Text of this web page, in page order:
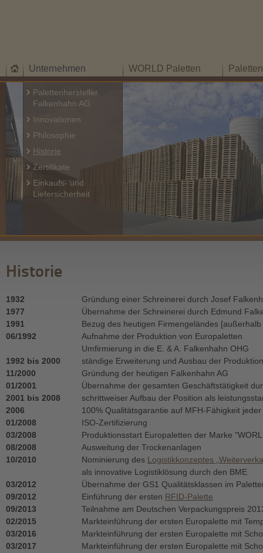
Unternehmen
Palettenhersteller
Falkenhahn AG
Innovationen
Philosophie
Historie
Zertifikate
Einkaufs- und
Liefersicherheit
WORLD Paletten
Historie
1932
Gründung einer Schreinerei durch Josef
1977
Übernahme der Schreinerei durch Edmund
1991
Bezug des heutigen Firmengeländes
06/1992
Aufnahme der Produktion von Europaletten
Umfirmierung in die E. & A. Falkenhahn OHG
1992 bis 2000
ständige Erweiterung und Ausbau der
11/2000
Gründung der heutigen Falkenhahn AG
01/2001
Übernahme der gesamten Geschäftstätigkeit
2001 bis 2008
schrittweiser Aufbau der Position als
2006
100% Qualitätsgarantie auf MFH-Fähigkeit
01/2008
ISO-Zertifizierung
03/2008
Produktionsstart Europaletten der Marke
08/2008
Ausweitung der Trockenanlagen
10/2010
Nominierung des Logistikkonzeptes
als innovative Logistiklösung durch den BME
03/2012
Übernahme der GS1 Qualitätsklassen im
09/2012
Einführung der ersten RFID-Palette
09/2013
Teilnahme am Deutschen Verpackungspreis
02/2015
Markteinführung der ersten Europalette mit
03/2016
Markteinführung der ersten Europalette mit
03/2017
Markteinführung der ersten Europalette mit